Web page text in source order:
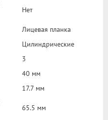
Нет
Лицевая планка
Цилиндрические
3
40 мм
17.7 мм
65.5 мм